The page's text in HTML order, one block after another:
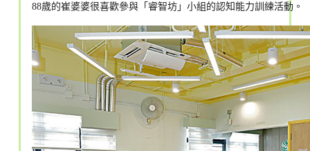
88歲的崔婆婆很喜歡參與「睿智坊」小組的認知能力訓練活動。